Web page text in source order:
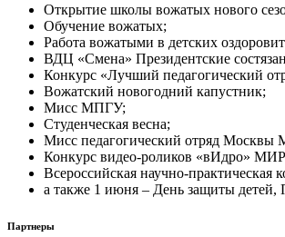
Открытие школы вожатых нового
Обучение вожатых;
Работа вожатыми в детских
ВДЦ «Смена» Президентские
Конкурс «Лучший педагогический
Вожатский новогодний капустник;
Мисс МПГУ;
Студенческая весна;
Мисс педагогический отряд Москвы
Конкурс видео-роликов «вИдро»
Всероссийская научно-
а также 1 июня – День защиты детей,
Партнеры